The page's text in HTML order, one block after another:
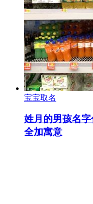
宝宝取名
姓月的男孩名
全加寓意